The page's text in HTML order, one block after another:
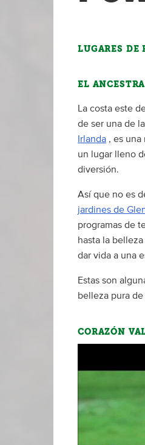
LUGARES DE
EL
La costa este
de ser una de
Irlanda , es una
un lugar lleno
diversión.
Así que no es
jardines de
programas de
hasta la
dar vida a una
Estas son
belleza pura
CORAZÓN